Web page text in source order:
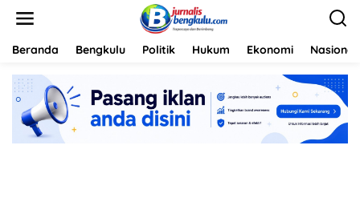
Beranda Bengkulu Politik Hukum Ekonomi Nasional